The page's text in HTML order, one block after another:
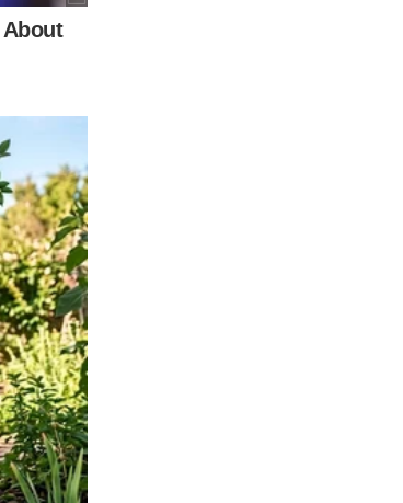
gerada por IA
está
é a parte mais
o relaxamento
base sólida